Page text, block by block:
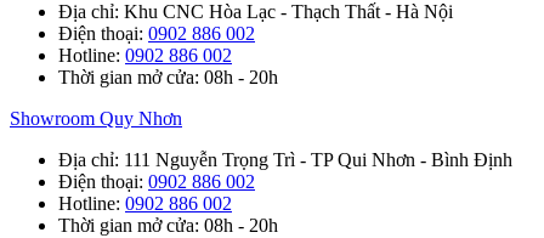
Địa chỉ: Khu CNC Hòa Lạc - Thạch Thất - Hà Nội
Điện thoại: 0902 886 002
Hotline: 0902 886 002
Thời gian mở cửa: 08h - 20h
Showroom Quy Nhơn
Địa chỉ: 111 Nguyễn Trọng Trì - TP Qui Nhơn - Bình Định
Điện thoại: 0902 886 002
Hotline: 0902 886 002
Thời gian mở cửa: 08h - 20h